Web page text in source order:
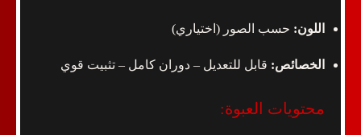
اللون: حسب الصور (اختياري)
الخصائص: قابل للتعديل – دوران كامل – تثبيت قوي
محتويات العبوة: